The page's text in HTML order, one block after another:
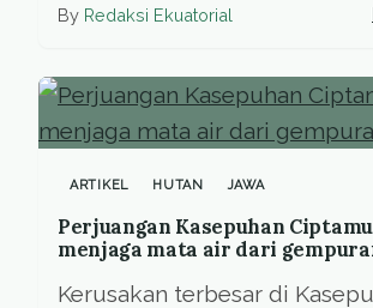
By Redaksi Ekuatorial
ARTIKEL HUTAN JAWA
Perjuangan Kasepuhan
menjaga mata air dari
Kerusakan terbesar di